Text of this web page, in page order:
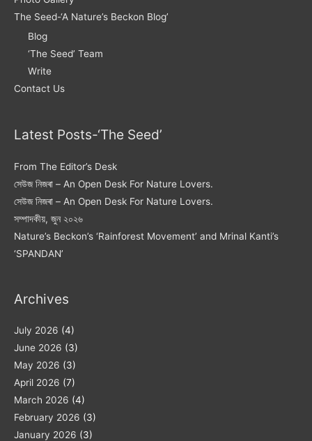
The Seed-‘A Nature’s Beckon Blog’
Blog
‘The Seed’ Team
Write
Contact Us
Latest Posts-‘The Seed’
From The Editor’s Desk
সেউজ নিজৰা – An Open Desk For Nature Lovers.
সেউজ নিজৰা – An Open Desk For Nature Lovers.
সম্পাদকীয়, জুন ২০২৬
Nature’s Beckon’s ‘Rainforest Movement’ and Mrinal Kanti’s
‘SPANDAN’
Archives
July 2026 (4)
June 2026 (3)
May 2026 (3)
April 2026 (7)
March 2026 (4)
February 2026 (3)
January 2026 (3)